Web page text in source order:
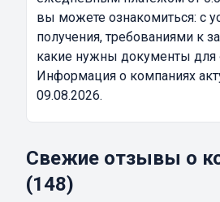
вы можете ознакомиться: с
получения, требованиями к
какие нужны документы для
Информация о компаниях
09.08.2026.
Свежие отзывы о
(148)